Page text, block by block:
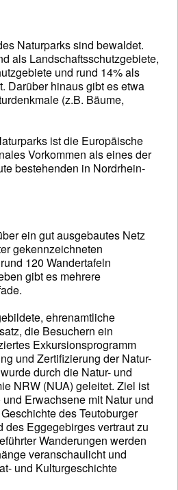
Naturparks sind bewaldet.
als Landschaftsschutzgebiete,
und rund 14% als
Darüber hinaus gibt es etwa
(z.B. Bäume,
ist die Europäische
Vorkommen als eines der
bestehenden in Nordrhein-
ein gut ausgebautes Netz
gekennzeichneten
120 Wandertafeln
gibt es mehrere
ehrenamtliche
die Besuchern ein
Exkursionsprogramm
und Zertifizierung der Natur-
durch die Natur- und
NRW (NUA) geleitet. Ziel ist
Erwachsene mit Natur und
des Teutoburger
des Eggegebirges vertraut zu
Wanderungen werden
veranschaulicht und
und Kulturgeschichte